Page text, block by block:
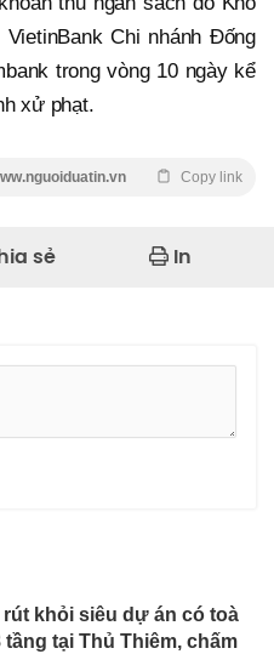
Chi nhánh Đống
trong vòng 10 ngày kể
xử phạt.
Copy link
sẻ In
rút khỏi siêu dự án có toà
tầng tại Thủ Thiêm, chấm